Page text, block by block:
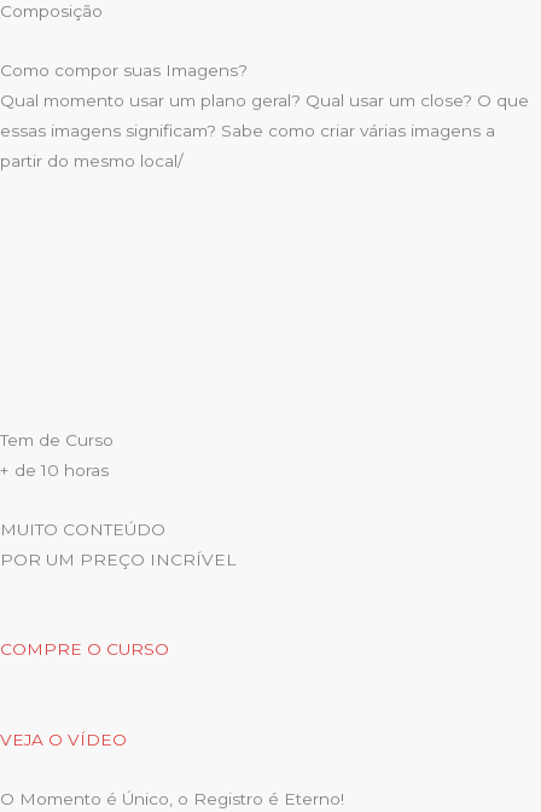
Composição
Como compor suas Imagens?
Qual momento usar um plano geral? Qual usar um close? O que
essas imagens significam? Sabe como criar várias imagens a
partir do mesmo local/
Tem de Curso
+ de 10 horas
MUITO CONTEÚDO
POR UM PREÇO INCRÍVEL
COMPRE O CURSO
VEJA O VÍDEO
O Momento é Único, o Registro é Eterno!